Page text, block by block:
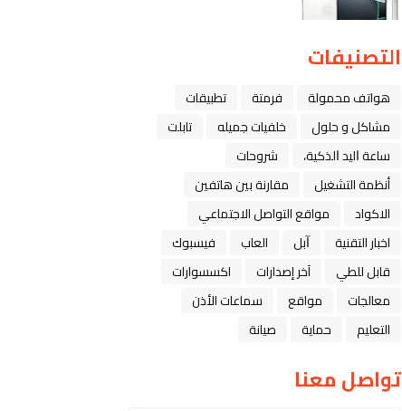
التصنيفات
هواتف محمولة فرمتة
تطبيقات
مشاكل و حلول
خلفيات جميله
تابلت
ﺳﺎﻋﺔ ﺍﻟﻴﺪ ﺍﻟﺬﻛﻴﺔ،
شروحات
أنظمة التشغيل
مقارنة بين هاتفين
الاكواد
مواقع التواصل الاجتماعي
اخبار التقنية
ﺁﺑﻞ العاب
فيسبوك
قابل للطي
آخر إصدارات
اكسسوارات
معالجات
مواقع
سماعات الأذن
التعليم
حماية صيانة
تواصل معنا